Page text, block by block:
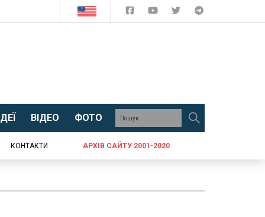
ВІДЕО ФОТО
КОНТАКТИ АРХІВ САЙТУ 2001-2020